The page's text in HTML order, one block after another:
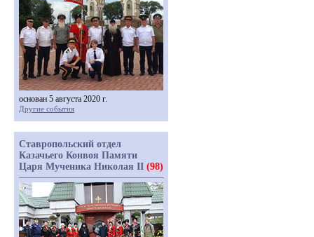
основан 5 августа 2020 г.
Другие события
Ставропольский отдел
Казачьего Конвоя Памяти
Царя Мученика Николая II (98)